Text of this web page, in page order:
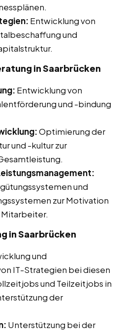
Entwicklung von
und
in Saarbrücken
Entwicklung von
und -bindung
Optimierung der
und -kultur zur
und
zur Motivation
in Saarbrücken
und
IT-Strategien bei diesen
und Teilzeitjobs in
der
Unterstützung bei der